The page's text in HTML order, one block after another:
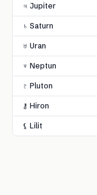
♃ Jupiter
♄ Saturn
♅ Uran
♆ Neptun
♇ Pluton
⚷ Hiron
⚸ Lilit